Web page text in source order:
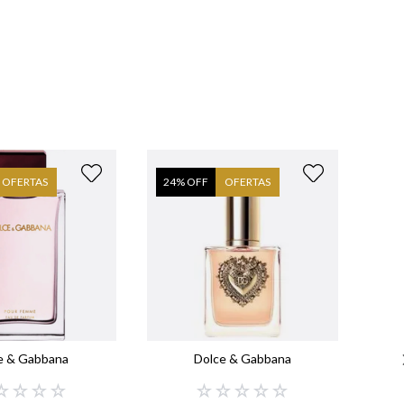
OFERTAS
& Gabbana
☆ ☆ ☆
24% OFF OFERTAS
Dolce & Gabbana
☆ ☆ ☆ ☆ ☆